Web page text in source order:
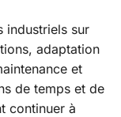
industriels sur
adaptation
et
de temps et de
continuer à